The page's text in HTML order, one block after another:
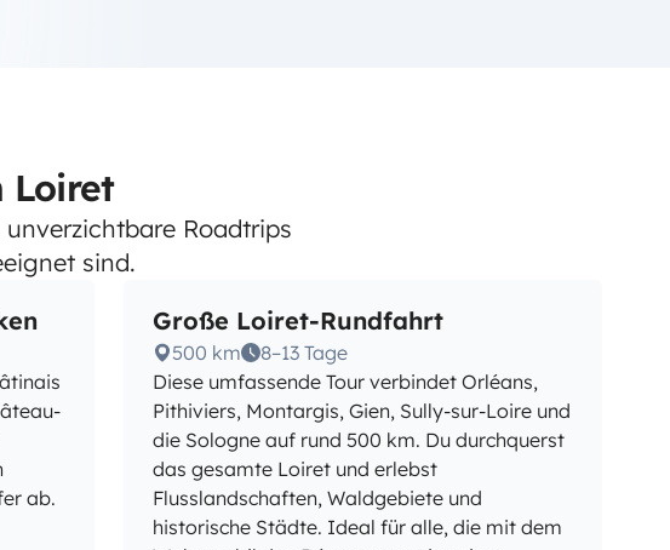
Loiret
Roadtrips
sind.
ab.
Große Loiret-Rundfahrt
500 km
8–13 Tage
Diese umfassende Tour verbindet Orléans,
Pithiviers, Montargis, Gien, Sully-sur-Loire und
die Sologne auf rund 500 km. Du durchquerst
das gesamte Loiret und erlebst
Flusslandschaften, Waldgebiete und
historische Städte. Ideal für alle, die mit dem